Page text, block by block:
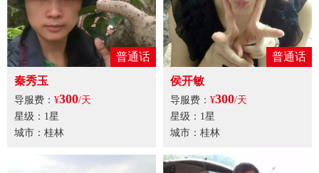
普通话
秦秀玉
导服费： ¥300/天
星级：1星
城市：桂林
普通话
侯开敏
导服费： ¥300/天
星级：1星
城市：桂林